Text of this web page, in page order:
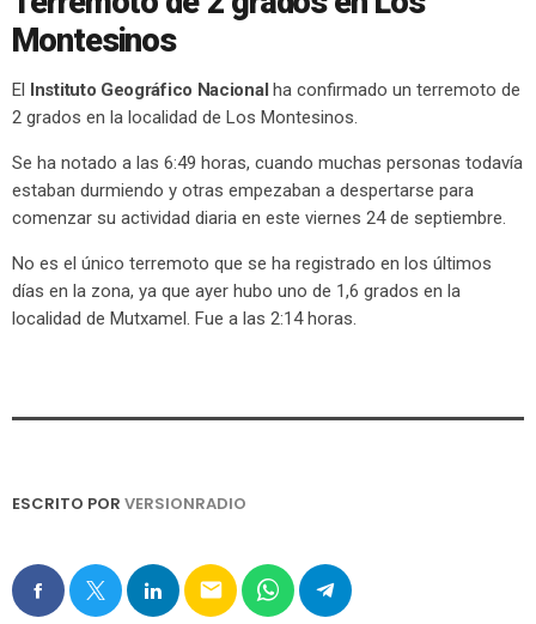
Montesinos
El Instituto Geográfico Nacional ha confirmado un terremoto de
2 grados en la localidad de Los Montesinos.
Se ha notado a las 6:49 horas, cuando muchas personas todavía
estaban durmiendo y otras empezaban a despertarse para
comenzar su actividad diaria en este viernes 24 de septiembre.
No es el único terremoto que se ha registrado en los últimos
días en la zona, ya que ayer hubo uno de 1,6 grados en la
localidad de Mutxamel. Fue a las 2:14 horas.
ESCRITO POR VERSIONRADIO
email